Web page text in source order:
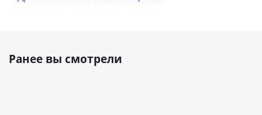
Ранее вы смотрели